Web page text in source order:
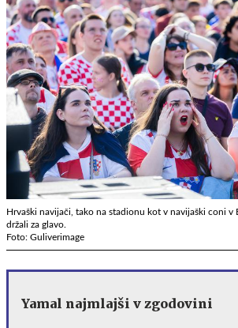
Hrvaški navijači, tako na stadionu kot v navijaški coni v
držali za glavo.
Foto: Guliverimage
Yamal najmlajši v zgodovini